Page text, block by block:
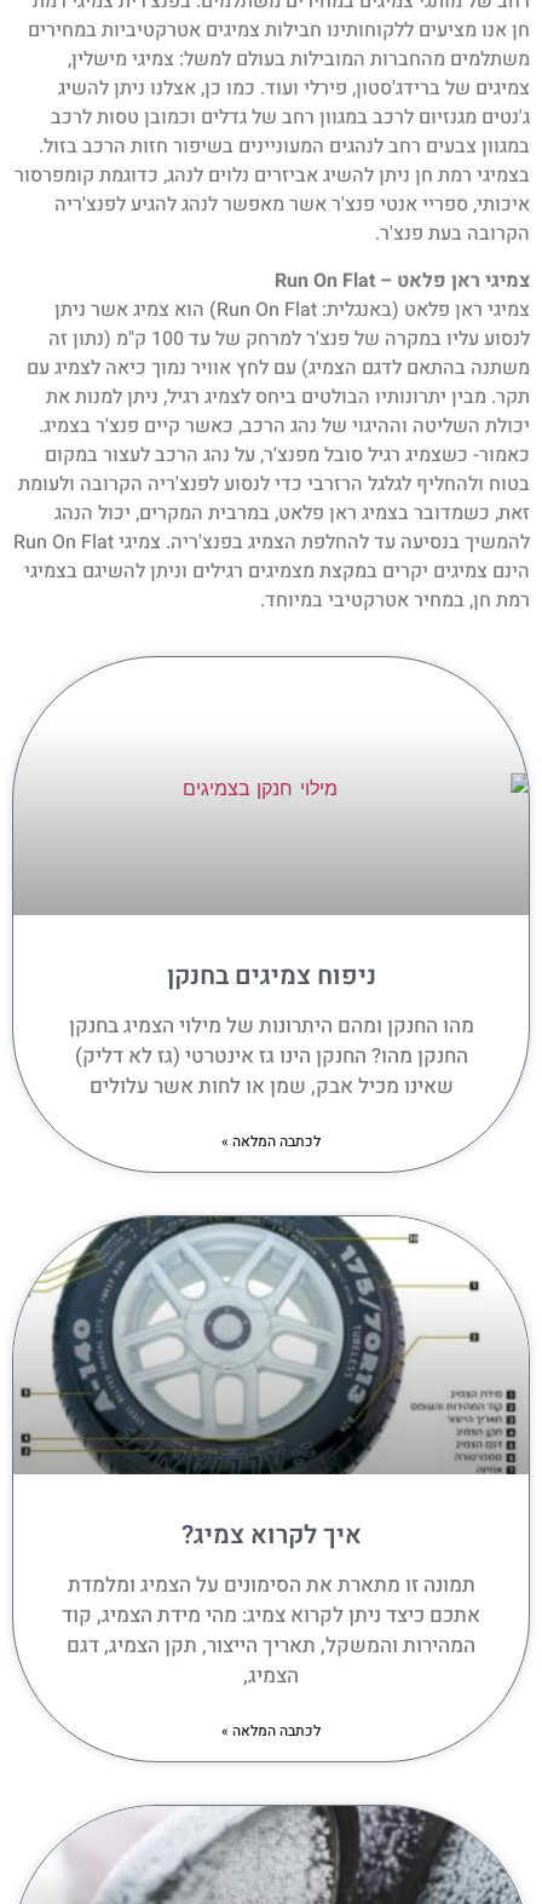
חן אנו מציעים ללקוחותינו חבילות צמיגים אטרקטיביות במחירים
משתלמים מהחברות המובילות בעולם למשל: צמיגי מישלין,
צמיגים של ברידג'סטון, פירלי ועוד. כמו כן, אצלנו ניתן להשיג
ג'נטים מגנזיום לרכב במגוון רחב של גדלים וכמובן טסות לרכב
במגוון צבעים רחב לנהגים המעוניינים בשיפור חזות הרכב בזול.
בצמיגי רמת חן ניתן להשיג אביזרים נלוים לנהג, כדוגמת קומפרסור
איכותי, ספריי אנטי פנצ'ר אשר מאפשר לנהג להגיע לפנצ'ריה
הקרובה בעת פנצ'ר.
צמיגי ראן פלאט – Run On Flat
צמיגי ראן פלאט (באנגלית: Run On Flat) הוא צמיג אשר ניתן
לנסוע עליו במקרה של פנצ'ר למרחק של עד 100 ק"מ (נתון זה
משתנה בהתאם לדגם הצמיג) עם לחץ אוויר נמוך כיאה לצמיג עם
תקר. מבין יתרונותיו הבולטים ביחס לצמיג רגיל, ניתן למנות את
יכולת השליטה וההיגוי של נהג הרכב, כאשר קיים פנצ'ר בצמיג.
כאמור- כשצמיג רגיל סובל מפנצ'ר, על נהג הרכב לעצור במקום
בטוח ולהחליף לגלגל הרזרבי כדי לנסוע לפנצ'ריה הקרובה ולעומת
זאת, כשמדובר בצמיג ראן פלאט, במרבית המקרים, יכול הנהג
להמשיך בנסיעה עד להחלפת הצמיג בפנצ'ריה. צמיגי Run On Flat
הינם צמיגים יקרים במקצת מצמיגים רגילים וניתן להשיגם בצמיגי
רמת חן, במחיר אטרקטיבי במיוחד.
ניפוח צמיגים בחנקן
מהו החנקן ומהם היתרונות של מילוי הצמיג בחנקן
החנקן מהו? החנקן הינו גז אינטרטי (גז לא דליק)
שאינו מכיל אבק, שמן או לחות אשר עלולים
לכתבה המלאה »
איך לקרוא צמיג?
תמונה זו מתארת את הסימונים על הצמיג ומלמדת
אתכם כיצד ניתן לקרוא צמיג: מהי מידת הצמיג, קוד
המהירות והמשקל, תאריך הייצור, תקן הצמיג, דגם
הצמיג,
לכתבה המלאה »